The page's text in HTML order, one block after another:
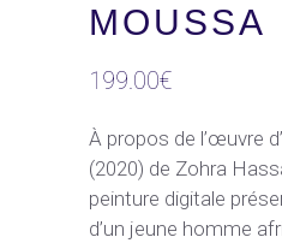
MOUSSA
199.00€
À propos de l’œuvre
(2020) de Zohra
peinture digitale
d’un jeune homme